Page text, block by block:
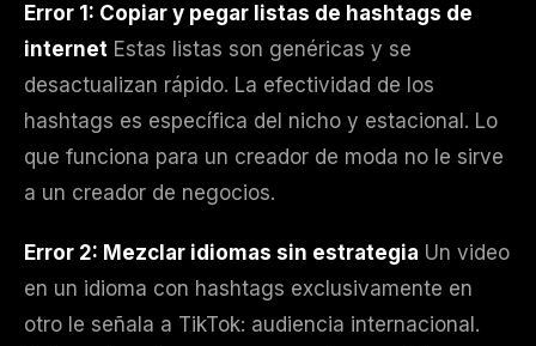
Error 1: Copiar y pegar listas de hashtags de
internet Estas listas son genéricas y se
desactualizan rápido. La efectividad de los
hashtags es específica del nicho y estacional. Lo
que funciona para un creador de moda no le sirve
a un creador de negocios.
Error 2: Mezclar idiomas sin estrategia Un video
en un idioma con hashtags exclusivamente en
otro le señala a TikTok: audiencia internacional.